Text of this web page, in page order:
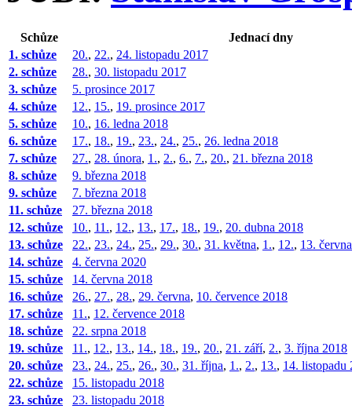
Schůze
Jednací dny
1. schůze
20., 22., 24. listopadu 2017
2. schůze
28., 30. listopadu 2017
3. schůze
5. prosince 2017
4. schůze
12., 15., 19. prosince 2017
5. schůze
10., 16. ledna 2018
6. schůze
17., 18., 19., 23., 24., 25., 26. ledna 2018
7. schůze
27., 28. února, 1., 2., 6., 7., 20., 21. března 2018
8. schůze
9. března 2018
9. schůze
7. března 2018
11. schůze
27. března 2018
12. schůze
10., 11., 12., 13., 17., 18., 19., 20. dubna 2018
13. schůze
22., 23., 24., 25., 29., 30., 31. května, 1., 12., 13.
14. schůze
4. června 2020
15. schůze
14. června 2018
16. schůze
26., 27., 28., 29. června, 10. července 2018
17. schůze
11., 12. července 2018
18. schůze
22. srpna 2018
19. schůze
11., 12., 13., 14., 18., 19., 20., 21. září, 2., 3. října 2018
20. schůze
23., 24., 25., 26., 30., 31. října, 1., 2., 13., 14. listopadu
22. schůze
15. listopadu 2018
23. schůze
23. listopadu 2018